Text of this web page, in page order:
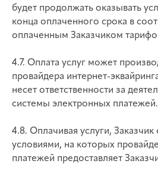
будет продолжать оказывать
конца оплаченного срока в
оплаченным Заказчиком
4.7. Оплата услуг может
провайдера интернет-
несет ответственности за
системы электронных платежей.
4.8. Оплачивая услуги, Заказчик
условиями, на которых
платежей предоставляет